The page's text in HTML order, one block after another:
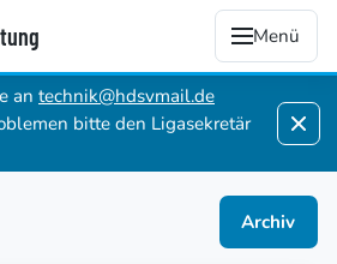
Menü
an technik@hdsvmail.de
bitte den Ligasekretär
Archiv